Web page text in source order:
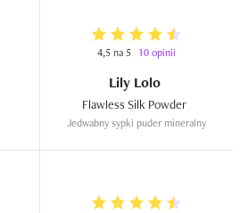
4,5 na 5 10 opinii
Lily Lolo
Jedwabny sypki puder mineralny